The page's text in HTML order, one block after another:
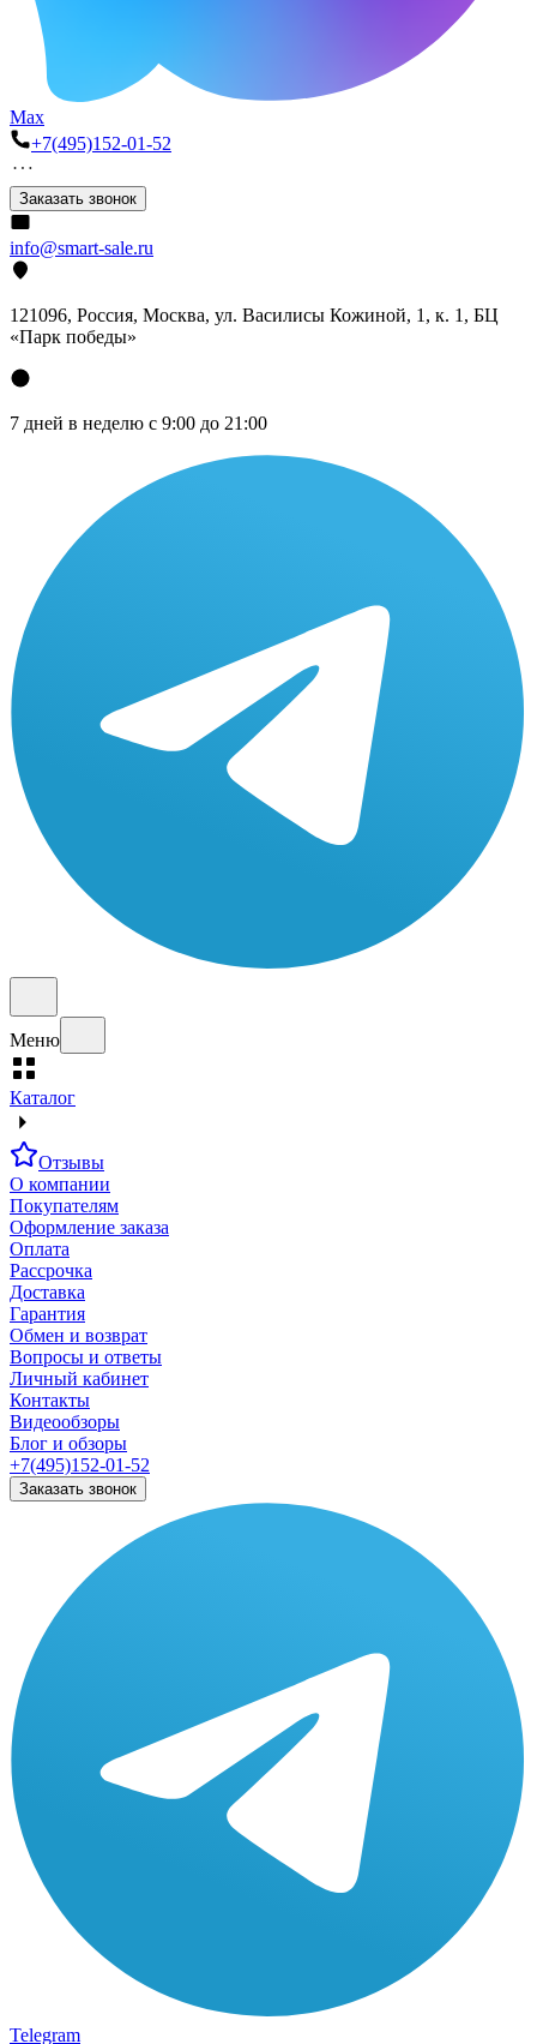
Max
+7(495)152-01-52
Заказать звонок
info@smart-sale.ru
121096, Россия, Москва, ул. Василисы Кожиной, 1, к. 1, БЦ
«Парк победы»
7 дней в неделю с 9:00 до 21:00
Меню
Каталог
Отзывы
О компании
Покупателям
Оформление заказа
Оплата
Рассрочка
Доставка
Гарантия
Обмен и возврат
Вопросы и ответы
Личный кабинет
Контакты
Видеообзоры
Блог и обзоры
+7(495)152-01-52
Заказать звонок
Telegram